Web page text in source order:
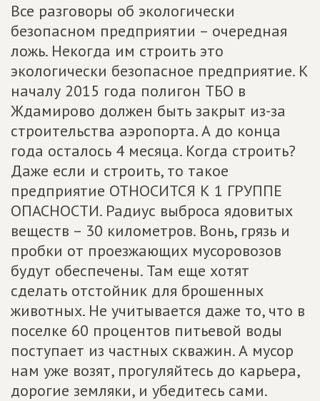
Все разговоры об экологически
безопасном предприятии – очередная
ложь. Некогда им строить это
экологически безопасное предприятие. К
началу 2015 года полигон ТБО в
Ждамирово должен быть закрыт из-за
строительства аэропорта. А до конца
года осталось 4 месяца. Когда строить?
Даже если и строить, то такое
предприятие ОТНОСИТСЯ К 1 ГРУППЕ
ОПАСНОСТИ. Радиус выброса ядовитых
веществ – 30 километров. Вонь, грязь и
пробки от проезжающих мусоровозов
будут обеспечены. Там еще хотят
сделать отстойник для брошенных
животных. Не учитывается даже то, что в
поселке 60 процентов питьевой воды
поступает из частных скважин. А мусор
нам уже возят, прогуляйтесь до карьера,
дорогие земляки, и убедитесь сами.